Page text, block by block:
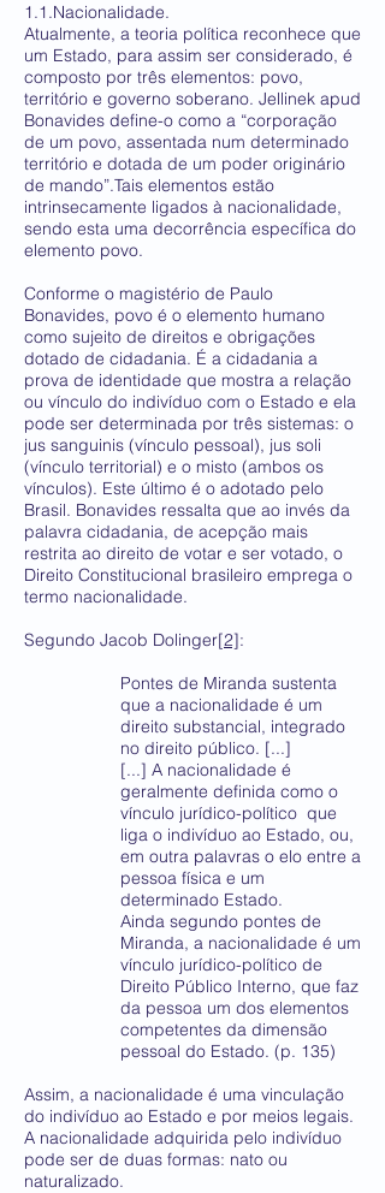
1.1.Nacionalidade.
Atualmente, a teoria política reconhece que
um Estado, para assim ser considerado, é
composto por três elementos: povo,
território e governo soberano. Jellinek apud
Bonavides define-o como a “corporação
de um povo, assentada num determinado
território e dotada de um poder originário
de mando”.Tais elementos estão
intrinsecamente ligados à nacionalidade,
sendo esta uma decorrência específica do
elemento povo.
Conforme o magistério de Paulo
Bonavides, povo é o elemento humano
como sujeito de direitos e obrigações
dotado de cidadania. É a cidadania a
prova de identidade que mostra a relação
ou vínculo do indivíduo com o Estado e ela
pode ser determinada por três sistemas: o
jus sanguinis (vínculo pessoal), jus soli
(vínculo territorial) e o misto (ambos os
vínculos). Este último é o adotado pelo
Brasil. Bonavides ressalta que ao invés da
palavra cidadania, de acepção mais
restrita ao direito de votar e ser votado, o
Direito Constitucional brasileiro emprega o
termo nacionalidade.
Segundo Jacob Dolinger[2]:
Pontes de Miranda sustenta
que a nacionalidade é um
direito substancial, integrado
no direito público. [...]
[...] A nacionalidade é
geralmente definida como o
vínculo jurídico-político que
liga o indivíduo ao Estado, ou,
em outra palavras o elo entre a
pessoa física e um
determinado Estado.
Ainda segundo pontes de
Miranda, a nacionalidade é um
vínculo jurídico-político de
Direito Público Interno, que faz
da pessoa um dos elementos
competentes da dimensão
pessoal do Estado. (p. 135)
Assim, a nacionalidade é uma vinculação
do indivíduo ao Estado e por meios legais.
A nacionalidade adquirida pelo indivíduo
pode ser de duas formas: nato ou
naturalizado.